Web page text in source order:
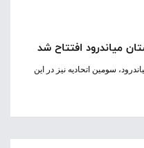
میاندرود افتتاح شد
سومین اتحادیه نیز در این